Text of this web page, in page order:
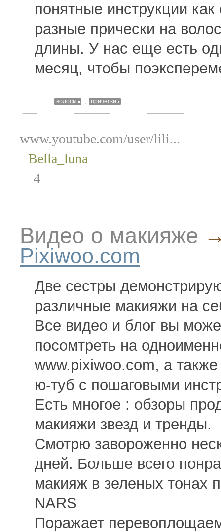
понятные инструкции как
разные прически на
длины. У нас еще есть
месяц, чтобы
волосы , прически
—
www.youtube.com/user/lili...
Bella_luna
4
Видео о макияже
Pixiwoo.com
Две сестры
различные макияжи на
Все видео и блог вы
посомтреть на
www.pixiwoo.com, а также
ю-туб с пошаговыми
Есть многое : обзоры
макияжи звезд и тренды.
Смотрю завороженно
дней. Больше всего
макияж в зеленых тонах
NARS
Поражает